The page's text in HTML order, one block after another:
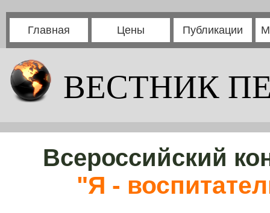
Главная Цены Публикации
ВЕСТНИК
Всероссийский
"Я -